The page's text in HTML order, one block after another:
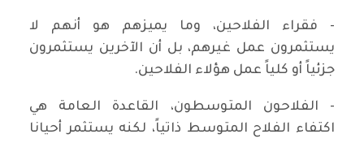
- فقراء الفلاحين، وما يميزهم هو أنهم لا
يستثمرون عمل غيرهم، بل أن الآخرين يستثمرون
جزئياً أو كلياً عمل هؤلاء الفلاحين.
- الفلاحون المتوسطون، القاعدة العامة هي
اكتفاء الفلاح المتوسط ذاتياً، لكنه يستثمر أحيانا